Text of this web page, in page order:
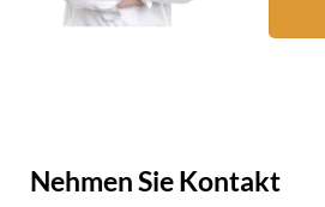
Nehmen Sie Kontakt